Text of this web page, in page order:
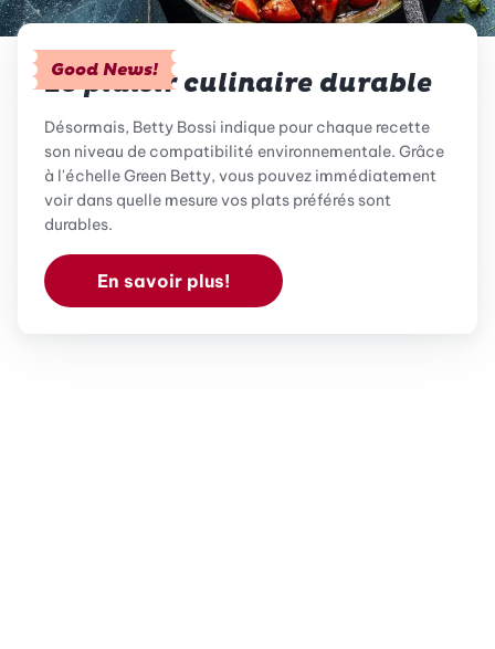
Good News!
Le plaisir culinaire durable
Désormais, Betty Bossi indique pour chaque recette
son niveau de compatibilité environnementale. Grâce
à l'échelle Green Betty, vous pouvez immédiatement
voir dans quelle mesure vos plats préférés sont
durables.
En savoir plus!